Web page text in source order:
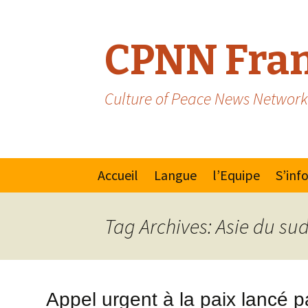
CPNN
Culture of Peace News Network
toAccueil
Langue
l’Equipe
pour
Tag Archives: Asie du
Appel urgent à la paix lancé